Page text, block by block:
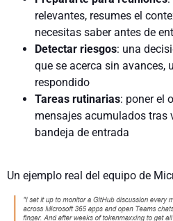
relevantes, resumes el
necesitas saber antes de
Detectar riesgos: una
que se acerca sin avances,
respondido
Tareas rutinarias: poner el
mensajes acumulados tras
bandeja de entrada
Un ejemplo real del equipo de